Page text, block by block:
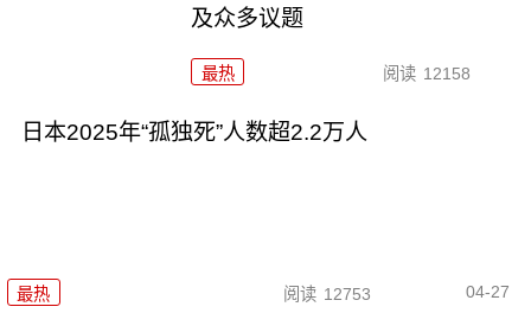
及众多议题
最热 阅读 12158
日本2025年“孤独死”人数超2.2万人
最热 阅读 12753 04-27